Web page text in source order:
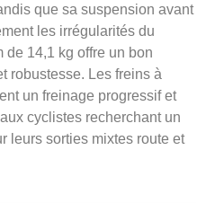
que sa suspension avant
les irrégularités du
de 14,1 kg offre un bon
robustesse. Les freins à
un freinage progressif et
cyclistes recherchant un
leurs sorties mixtes route et